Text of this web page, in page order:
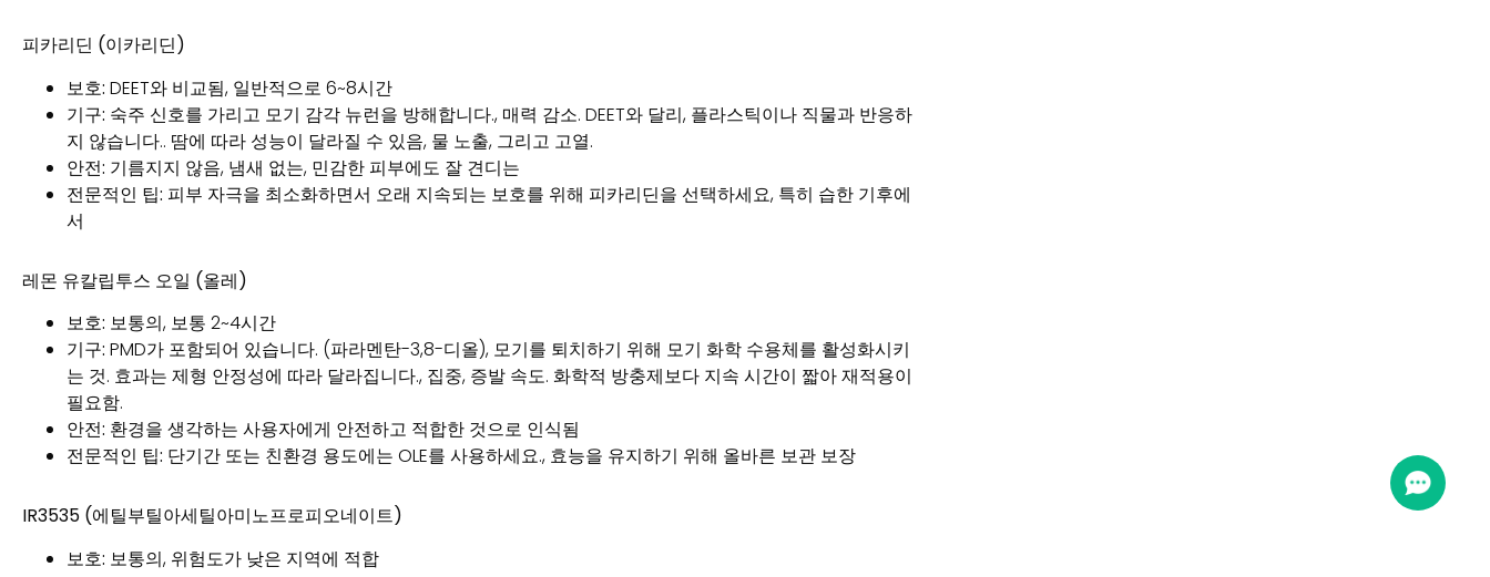
피카리딘 (이카리딘)
보호: DEET와 비교됨, 일반적으로 6~8시간
기구: 숙주 신호를 가리고 모기 감각 뉴런을 방해합니다., 매력 감소. DEET와 달리, 플라스틱이나 직물과 반응하
지 않습니다.. 땀에 따라 성능이 달라질 수 있음, 물 노출, 그리고 고열.
안전: 기름지지 않음, 냄새 없는, 민감한 피부에도 잘 견디는
전문적인 팁: 피부 자극을 최소화하면서 오래 지속되는 보호를 위해 피카리딘을 선택하세요, 특히 습한 기후에
서
레몬 유칼립투스 오일 (올레)
보호: 보통의, 보통 2~4시간
기구: PMD가 포함되어 있습니다. (파라멘탄-3,8-디올), 모기를 퇴치하기 위해 모기 화학 수용체를 활성화시키
는 것. 효과는 제형 안정성에 따라 달라집니다., 집중, 증발 속도. 화학적 방충제보다 지속 시간이 짧아 재적용이
필요함.
안전: 환경을 생각하는 사용자에게 안전하고 적합한 것으로 인식됨
전문적인 팁: 단기간 또는 친환경 용도에는 OLE를 사용하세요., 효능을 유지하기 위해 올바른 보관 보장
IR3535 (에틸부틸아세틸아미노프로피오네이트)
보호: 보통의, 위험도가 낮은 지역에 적합